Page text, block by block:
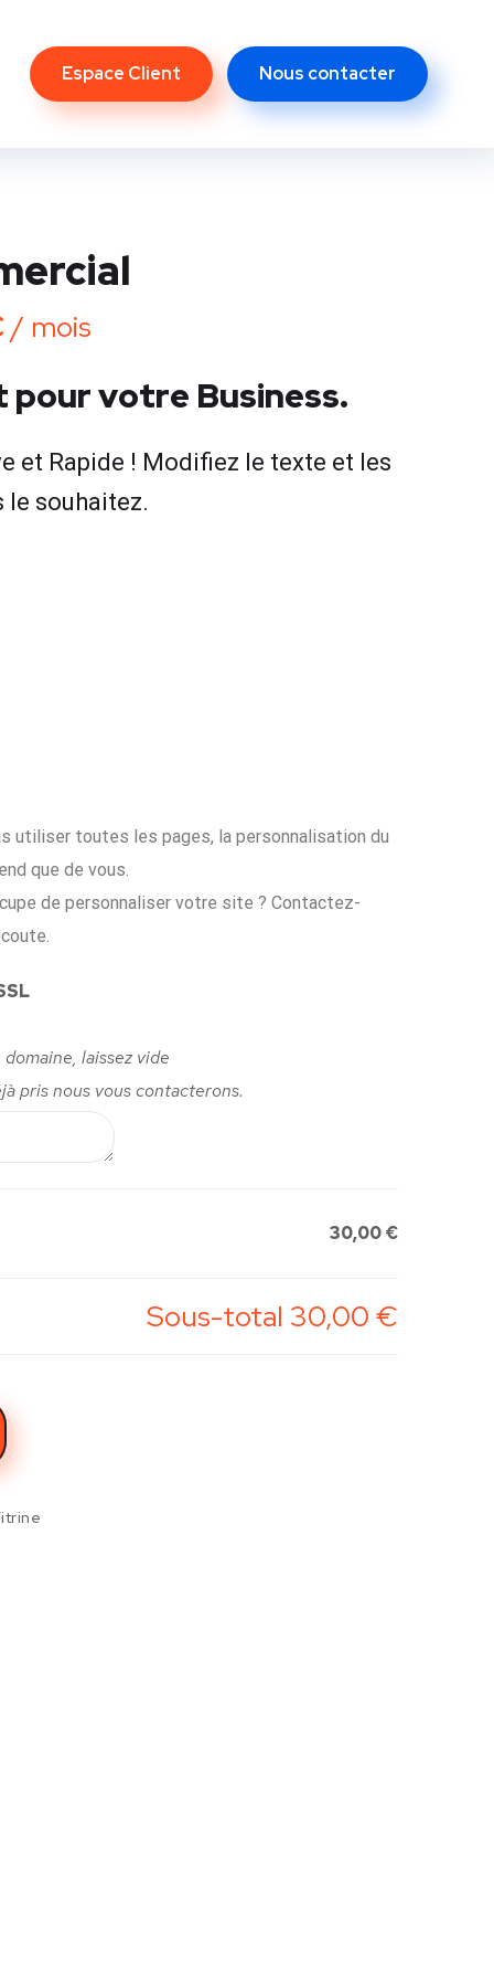
Espace Client Nous contacter
/ mois
pour votre Business.
et Rapide ! Modifiez le texte et les
le souhaitez.
utiliser toutes les pages, la personnalisation du
que de vous.
de personnaliser votre site ? Contactez-
laissez vide
pris nous vous contacterons.
30,00 €
Sous-total 30,00 €